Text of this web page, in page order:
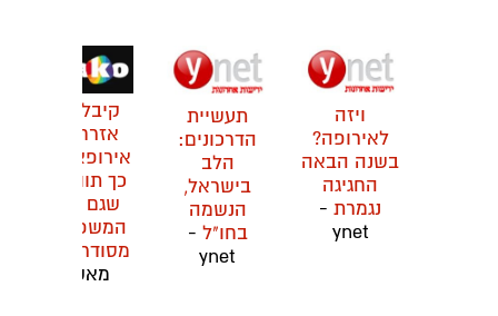
ויזה
לאירופה?
בשנה הבאה
החגיגה
נגמרת -
ynet
תעשיית
הדרכונים:
הלב
בישראל,
הנשמה
בחו"ל -
ynet
קיבלתם
אזרחות
אירופאית?
כך תוודאו
שגם בני
המשפחה
מסודרים
מאקו